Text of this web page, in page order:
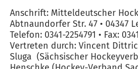
Anschrift: Mitteldeutscher
Abtnaundorfer Str. 47 • 04347
Telefon: 0341-2254791 • Fax:
Vertreten durch: Vincent
Sluga (Sächsischer